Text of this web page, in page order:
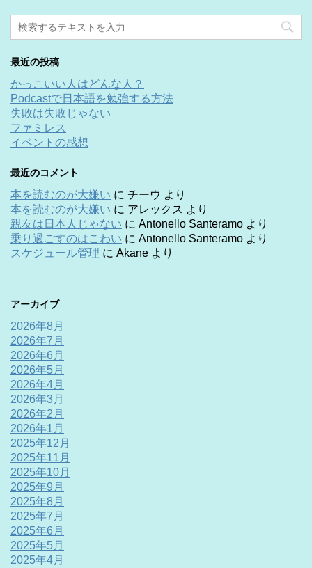
最近の投稿
かっこいい人はどんな人？
Podcastで日本語を勉強する方法
失敗は失敗じゃない
ファミレス
イベントの感想
最近のコメント
本を読むのが大嫌い に チーウ より
本を読むのが大嫌い に アレックス より
親友は日本人じゃない に Antonello Santeramo より
乗り過ごすのはこわい に Antonello Santeramo より
スケジュール管理 に Akane より
アーカイブ
2026年8月
2026年7月
2026年6月
2026年5月
2026年4月
2026年3月
2026年2月
2026年1月
2025年12月
2025年11月
2025年10月
2025年9月
2025年8月
2025年7月
2025年6月
2025年5月
2025年4月